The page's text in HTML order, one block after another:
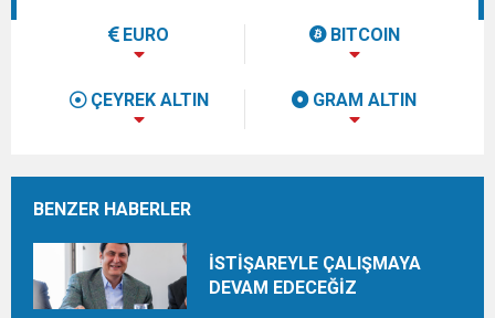
EURO BITCOIN
ÇEYREK ALTIN GRAM ALTIN
BENZER HABERLER
İSTİŞAREYLE ÇALIŞMAYA
DEVAM EDECEĞİZ